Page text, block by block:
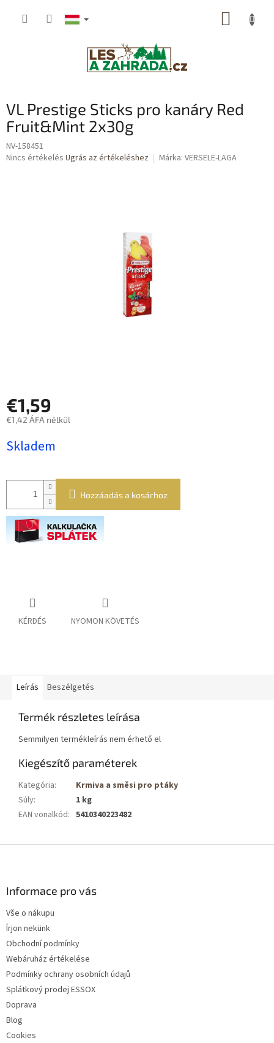
KOSÁR
VL Prestige Sticks pro kanáry Red
Fruit&Mint 2x30g
NV-158451
A
Nincs értékelés Ugrás az értékeléshez Márka: VERSELE-LAGA
€1,59
€1,42 ÁFA nélkül
Skladem
Hozzáadás a kosárhoz
KÉRDÉS NYOMON KÖVETÉS
Leírás Beszélgetés
Termék részletes leírása
Semmilyen termékleírás nem érhető el
Kiegészítő paraméterek
Kategória:
Krmiva a směsi pro ptáky
Súly:
1 kg
EAN vonalkód: 5410340223482
Informace pro vás
Vše o nákupu
Írjon nekünk
Obchodní podmínky
Webáruház értékelése
Podmínky ochrany osobních údajů
Splátkový prodej ESSOX
Doprava
Blog
Cookies